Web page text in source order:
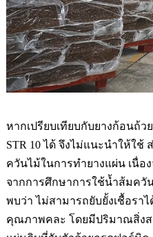
หากเปรียบเทียบกับยางก้อนถ้
STR 10ได้ จึงไม่แนะนำให้ใช้
ควันไม้ในการทำยางแผ่น เนื่อ
จากการศึกษาการใช้น้ำส้มควั
พบว่า ไม่สามารถยับยั้งเชื้อรา
คุณภาพคละ โดยมีปริมาณสิ่ง